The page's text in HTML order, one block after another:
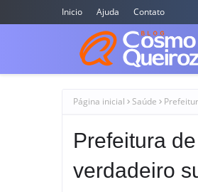
Inicio Ajuda Contato
Página inicial Saúde
Prefeitura
verdadeiro